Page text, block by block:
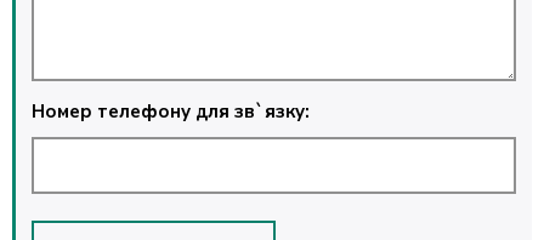
Номер телефону для зв`язку: